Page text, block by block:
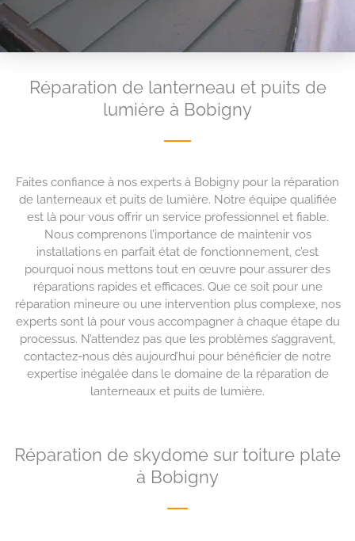
Réparation de lanterneau et puits de
lumière à Bobigny
Faites confiance à nos experts à Bobigny pour la réparation
de lanterneaux et puits de lumière. Notre équipe qualifiée
est là pour vous offrir un service professionnel et fiable.
Nous comprenons l’importance de maintenir vos
installations en parfait état de fonctionnement, c’est
pourquoi nous mettons tout en œuvre pour assurer des
réparations rapides et efficaces. Que ce soit pour une
réparation mineure ou une intervention plus complexe, nos
experts sont là pour vous accompagner à chaque étape du
processus. N’attendez pas que les problèmes s’aggravent,
contactez-nous dès aujourd’hui pour bénéficier de notre
expertise inégalée dans le domaine de la réparation de
lanterneaux et puits de lumière.
Réparation de skydome sur toiture plate
à Bobigny